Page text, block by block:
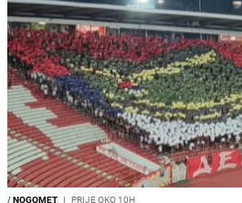
/NOGOMET I PRIJE OKO 10H